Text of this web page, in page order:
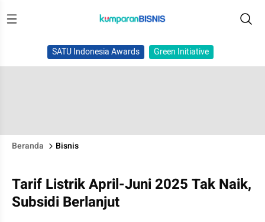
SATU Indonesia Awards Green Initiative
Beranda Bisnis
Tarif Listrik April-Juni 2025 Tak Naik,
Subsidi Berlanjut